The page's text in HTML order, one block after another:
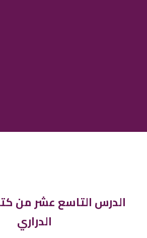
الدرس التاسع عشر من
الدراري